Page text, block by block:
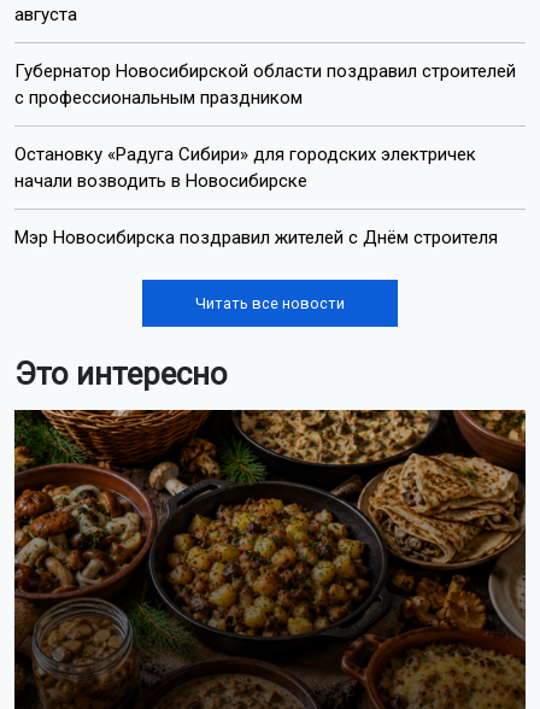
августа
Губернатор Новосибирской области поздравил строителей
с профессиональным праздником
Остановку «Радуга Сибири» для городских электричек
начали возводить в Новосибирске
Мэр Новосибирска поздравил жителей с Днём строителя
Читать все новости
Это интересно